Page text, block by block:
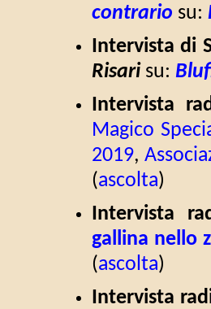
contrario su:
Intervista di
Risari su:
Intervista
Magico
2019,
(ascolta)
Intervista
gallina nello
(ascolta)
Intervista